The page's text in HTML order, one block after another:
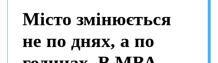
Місто змінюється
не по днях, а по